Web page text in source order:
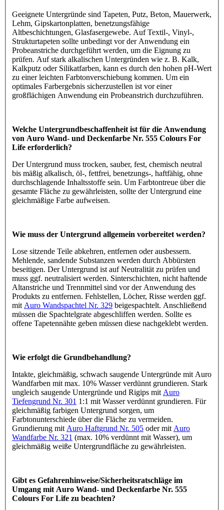
Geeignete Untergründe sind Tapeten, Putz, Beton, Mauerwerk,
Lehm, Gipskartonplatten, benetzungsfähige
Altbeschichtungen, Glasfasergewebe. Auf Textil-, Vinyl-,
Strukturtapeten sollte unbedingt vor der Anwendung ein
Probeanstriche durchgeführt werden, um die Eignung zu
prüfen. Auf stark alkalischen Untergründen wie z. B. Kalk,
Kalkputz oder Silikatfarben, kann es durch den hohen pH-Wert
zu einer leichten Farbtonverschiebung kommen. Um ein
optimales Farbergebnis sicherzustellen ist vor einer
großflächigen Anwendung ein Probeanstrich durchzuführen.
Welche Untergrundbeschaffenheit ist für die Anwendung
von Auro Wand- und Deckenfarbe Nr. 555 Colours For
Life erforderlich?
Der Untergrund muss trocken, sauber, fest, chemisch neutral
bis mäßig alkalisch, öl-, fettfrei, benetzungs-, haftfähig, ohne
durchschlagende Inhaltsstoffe sein. Um Farbtontreue über die
gesamte Fläche zu gewährleisten, sollte der Untergrund eine
gleichmäßige Farbe aufweisen.
Wie muss der Untergrund allgemein vorbereitet werden?
Lose sitzende Teile abkehren, entfernen oder ausbessern.
Mehlende, sandende Substanzen werden durch Abbürsten
beseitigen. Der Untergrund ist auf Neutralität zu prüfen und
muss ggf. neutralisiert werden. Sinterschichten, nicht haftende
Altanstriche und Trennmittel sind vor der Anwendung des
Produkts zu entfernen. Fehlstellen, Löcher, Risse werden ggf.
mit Auro Wandspachtel Nr. 329 beigespachtelt. Anschließend
müssen die Spachtelgrate abgeschliffen werden. Sollte es
offene Tapetennähte geben müssen diese nachgeklebt werden.
Wie erfolgt die Grundbehandlung?
Intakte, gleichmäßig, schwach saugende Untergründe mit Auro
Wandfarben mit max. 10% Wasser verdünnt grundieren. Stark
ungleich saugende Untergründe und Rigips mit Auro
Tiefengrund Nr. 301 1:1 mit Wasser verdünnt grundieren. Für
gleichmäßig farbigen Untergrund sorgen, um
Farbtonunterschiede über die Fläche zu vermeiden.
Grundierung mit Auro Haftgrund Nr. 505 oder mit Auro
Wandfarbe Nr. 321 (max. 10% verdünnt mit Wasser), um
gleichmäßig weiße Untergrundfläche zu gewährleisten.
Gibt es Gefahrenhinweise/Sicherheitsratschläge im
Umgang mit Auro Wand- und Deckenfarbe Nr. 555
Colours For Life zu beachten?